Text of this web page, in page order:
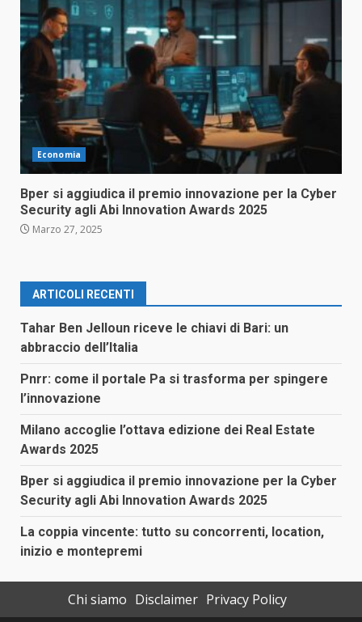
Economia
Bper si aggiudica il premio innovazione per la Cyber
Security agli Abi Innovation Awards 2025
Marzo 27, 2025
ARTICOLI RECENTI
Tahar Ben Jelloun riceve le chiavi di Bari: un
abbraccio dell’Italia
Pnrr: come il portale Pa si trasforma per spingere
l’innovazione
Milano accoglie l’ottava edizione dei Real Estate
Awards 2025
Bper si aggiudica il premio innovazione per la Cyber
Security agli Abi Innovation Awards 2025
La coppia vincente: tutto su concorrenti, location,
inizio e montepremi
Chi siamo Disclaimer Privacy Policy